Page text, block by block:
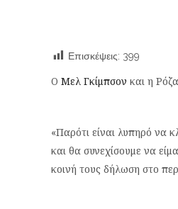
Επισκέψεις: 399
Ο Μελ Γκίμπσον και η
«Παρότι είναι λυπηρό να
και θα συνεχίσουμε να
κοινή τους δήλωση στο